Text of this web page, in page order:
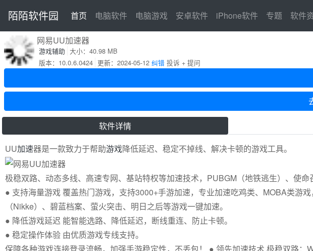
陌陌软件园 首页 首页
电脑软件 电脑游戏 安卓软件 iPhone软件 专题 软件
网易UU加速器
游戏辅助 大小：40.98 MB
版本：10.0.6.0424 更新：2024-05-12 纠错投诉 + 提问
软件详情
UU加速器是一款致力于帮助游戏降低延迟、稳定不掉线、解决卡顿的游戏工具。
极稳双路、动态多线、高速专网、基站特权等加速技术，PUBGM（地铁逃生）、使命
● 支持海量游戏 覆盖热门游戏，支持3000+手游加速，专业加速吃鸡类、MOBA类游
（Nikke）、碧蓝档案、萤火突击、明日之后等游戏一键加速。
● 降低游戏延迟 能智能选路、降低延迟，断线重连、防止卡顿。
● 稳定操作体验 由优质游戏专线支持。
保障各种游戏连接登录流畅，加强手游稳定性，不丢包！ ● 领先加速技术 极稳双路